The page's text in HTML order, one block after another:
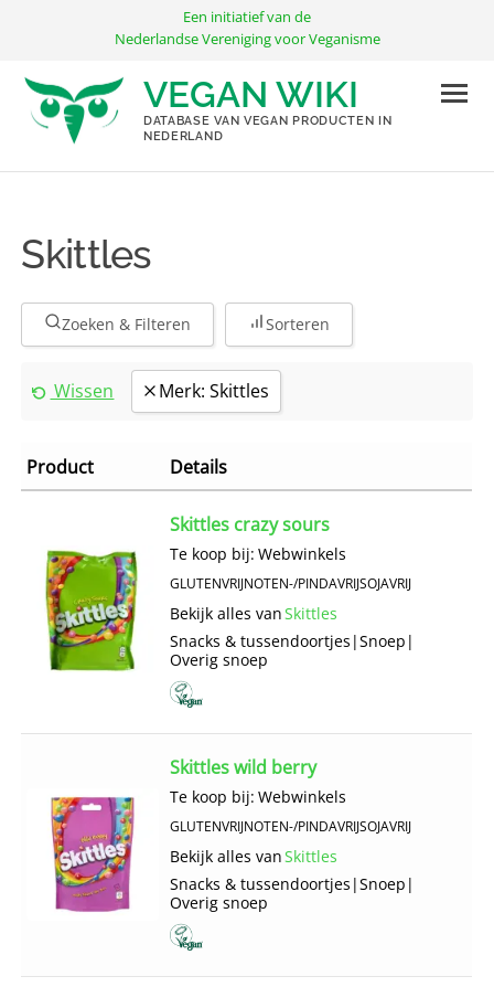
inhoud
Een initiatief van de
Nederlandse Vereniging voor Veganisme
VEGAN WIKI
DATABASE VAN VEGAN PRODUCTEN IN
NEDERLAND
Skittles
Zoeken & Filteren Sorteren
Wissen Merk: Skittles
Product Details
Skittles crazy sours
Te koop bij: Webwinkels
GLUTENVRIJNOTEN-/PINDAVRIJSOJAVRIJ
Bekijk alles vanSkittles
Snacks & tussendoortjes |Snoep |
Overig snoep
Skittles wild berry
Te koop bij: Webwinkels
GLUTENVRIJNOTEN-/PINDAVRIJSOJAVRIJ
Bekijk alles vanSkittles
Snacks & tussendoortjes |Snoep |
Overig snoep